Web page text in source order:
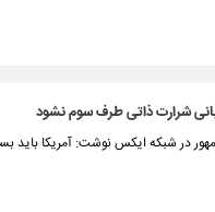
شرارت ذاتی طرف سوم نشود
در شبکه ایکس نوشت: آمریکا باید